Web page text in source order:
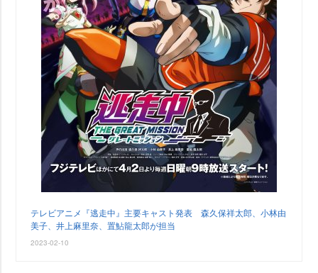
テレビアニメ『逃走中』主要キャスト発表 森久保祥太郎、小林由
美子、井上麻里奈、置鮎龍太郎が担当
2023-02-10